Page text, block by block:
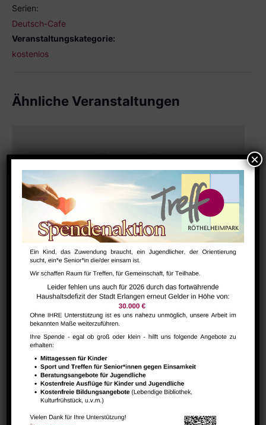
Serien:
Deutsch-Cafe
Veranstaltungskategorie:
kostenlos
Ähnliche Veranstaltungen
Hausaufgabenbetreuung (nicht während der Ferien)
August 7 @ 13:30 - 15:00